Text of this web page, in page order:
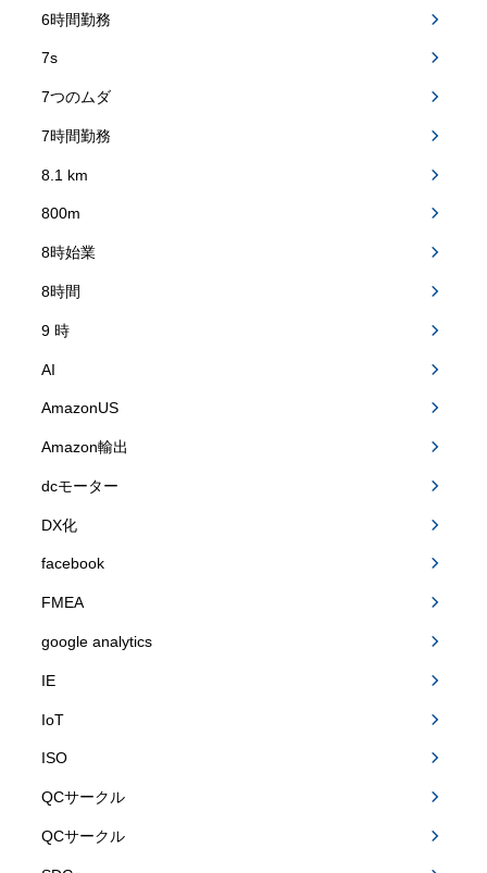
6時間勤務
7s
7つのムダ
7時間勤務
8.1 km
800m
8時始業
8時間
9 時
AI
AmazonUS
Amazon輸出
dcモーター
DX化
facebook
FMEA
google analytics
IE
IoT
ISO
QCサークル
QCサークル